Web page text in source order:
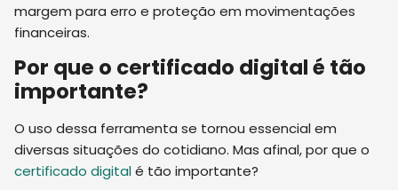
margem para erro e proteção em movimentações
financeiras.
Por que o certificado digital é tão
importante?
O uso dessa ferramenta se tornou essencial em
diversas situações do cotidiano. Mas afinal, por que o
certificado digitalé tão importante?